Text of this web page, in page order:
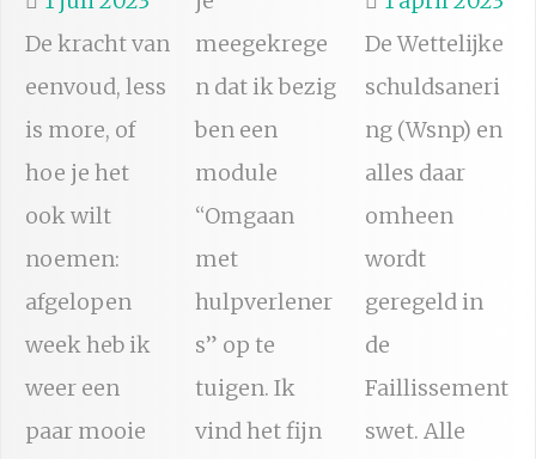
De kracht van
eenvoud, less
is more, of
hoe je het
ook wilt
noemen:
afgelopen
week heb ik
weer een
paar mooie
meegekrege
n dat ik bezig
ben een
module
“Omgaan
met
hulpverlener
s” op te
tuigen. Ik
vind het fijn
De Wettelijke
schuldsaneri
ng (Wsnp) en
alles daar
omheen
wordt
geregeld in
de
Faillissement
swet. Alle